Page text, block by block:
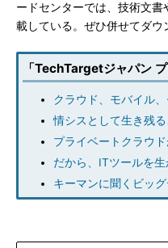
ードセンターでは、技術文
載している。ぜひ併せてダウ
「TechTargetジャパン
クラウド、モバイル
情シスとして生き残
プライベートクラウ
だから、ITツールを
キーマンに聞くビッ